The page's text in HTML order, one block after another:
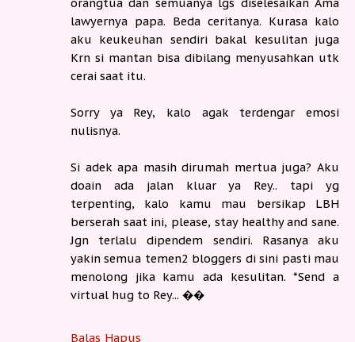
lawyernya papa. Beda ceritanya. Kurasa kalo
aku keukeuhan sendiri bakal kesulitan juga
Krn si mantan bisa dibilang menyusahkan utk
cerai saat itu.
Sorry ya Rey, kalo agak terdengar emosi
nulisnya.
Si adek apa masih dirumah mertua juga? Aku
doain ada jalan kluar ya Rey.. tapi yg
terpenting, kalo kamu mau bersikap LBH
berserah saat ini, please, stay healthy and sane.
Jgn terlalu dipendem sendiri. Rasanya aku
yakin semua temen2 bloggers di sini pasti mau
menolong jika kamu ada kesulitan. *Send a
virtual hug to Rey... ��
Balas Hapus